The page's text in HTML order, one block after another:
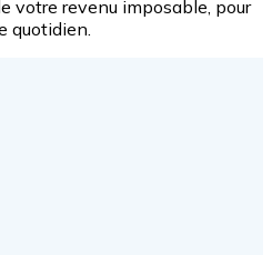
votre revenu imposable, pour
quotidien.